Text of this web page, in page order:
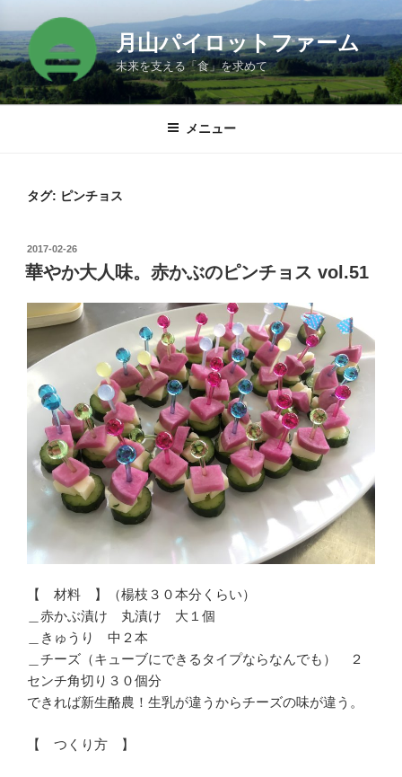
ン
テ
ン
ツ
月山パイロットファーム
未来を支える「食」を求めて
メニュー
タグ: ピンチョス
投
稿
日:
2017-02-26
華やか大人味。赤かぶのピンチョス vol.51
【 材料 】（楊枝３０本分くらい）
＿赤かぶ漬け 丸漬け 大１個
＿きゅうり 中２本
＿チーズ（キューブにできるタイプならなんでも） ２
センチ角切り３０個分
できれば新生酪農！生乳が違うからチーズの味が違う。
【 つくり方 】